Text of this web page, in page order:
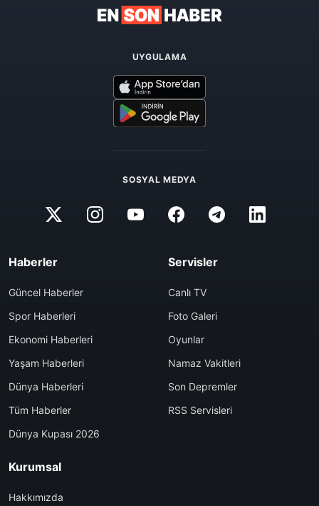
UYGULAMA
SOSYAL MEDYA
Haberler
Güncel Haberler
Spor Haberleri
Ekonomi Haberleri
Yaşam Haberleri
Dünya Haberleri
Tüm Haberler
Dünya Kupası 2026
Servisler
Canlı TV
Foto Galeri
Oyunlar
Namaz Vakitleri
Son Depremler
RSS Servisleri
Kurumsal
Hakkımızda